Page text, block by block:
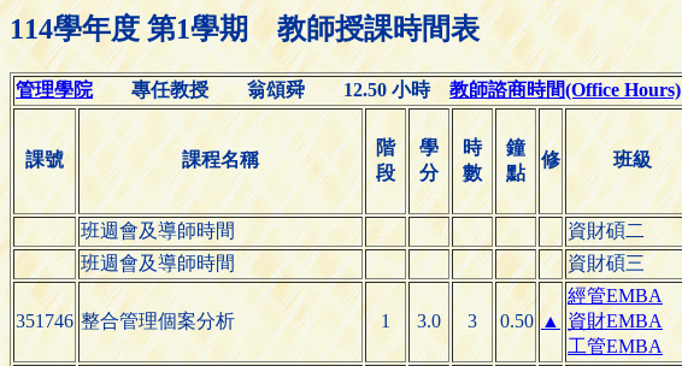
114學年度 第1學期 教師授課時間表
管理學院專任教授 翁頌舜 12.50 小時 教師諮商時間(Office Hours)
課號 課程名稱
階
段
學
分
時
數
鐘
點
修 班級
班週會及導師時間
資財碩二
班週會及導師時間
資財碩三
351746 整合管理個案分析 1 3.0 3 0.50 ▲
經管EMBA
資財EMBA
工管EMBA